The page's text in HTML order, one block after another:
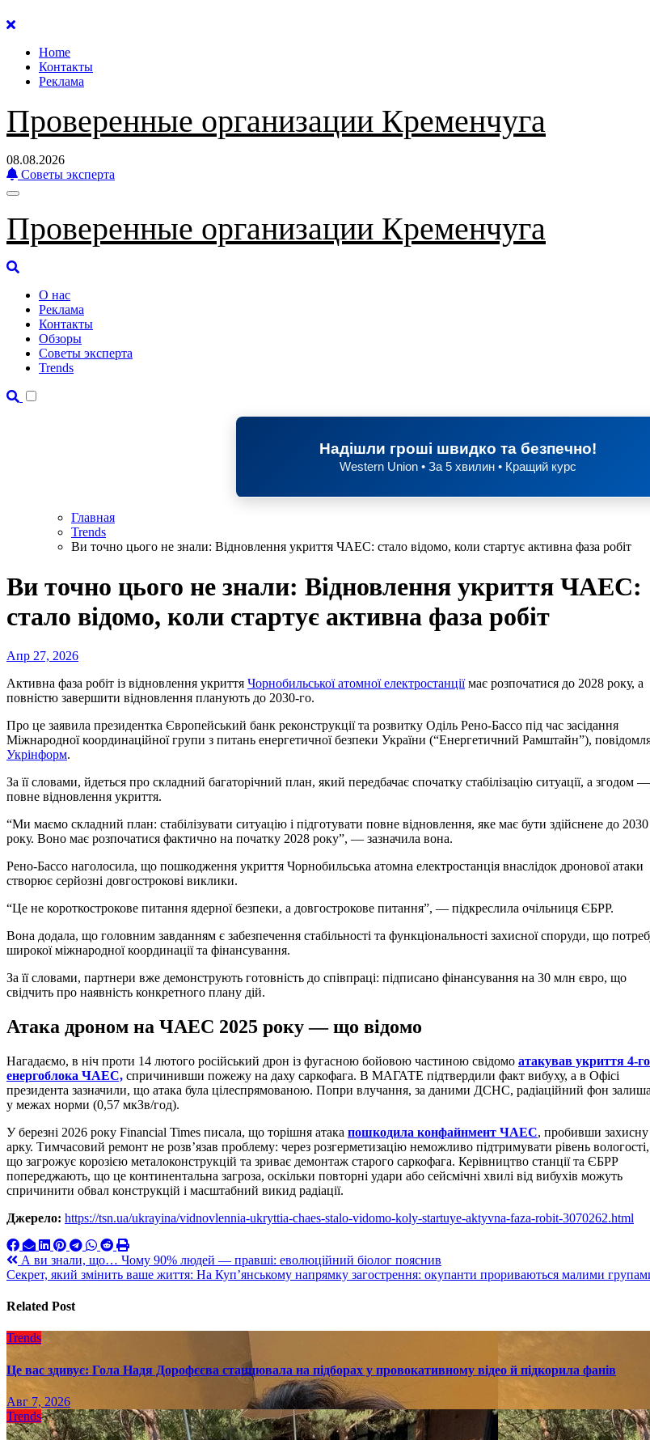
Перейти
содержанию
Home
Контакты
Реклама
Проверенные организации Кременчуга
08.08.2026
Советы эксперта
Проверенные организации Кременчуга
О нас
Реклама
Контакты
Обзоры
Советы эксперта
Trends
Надішли гроші швидко та безпечно!
Western Union • За 5 хвилин • Кращий курс
Главная
Trends
Ви точно цього не знали: Відновлення укриття ЧАЕС: стало відомо, коли стартує активна фаза робіт
Ви точно цього не знали: Відновлення укриття ЧАЕС:
стало відомо, коли стартує активна фаза робіт
Апр 27, 2026
Активна фаза робіт із відновлення укриття Чорнобильської атомної електростанціїмає розпочатися до 2028 року, а
повністю завершити відновлення планують до 2030-го.
Про це заявила президентка Європейський банк реконструкції та розвитку Оділь Рено-Бассо під час засідання
Міжнародної координаційної групи з питань енергетичної безпеки України (“Енергетичний Рамштайн”),
Укрінформ.
За її словами, йдеться про складний багаторічний план, який передбачає спочатку стабілізацію ситуації, а згодом —
повне відновлення укриття.
“Ми маємо складний план: стабілізувати ситуацію і підготувати повне відновлення, яке має бути здійснене до 2030
року. Воно має розпочатися фактично на початку 2028 року”, — зазначила вона.
Рено-Бассо наголосила, що пошкодження укриття Чорнобильська атомна електростанція внаслідок дронової атаки
створює серйозні довгострокові виклики.
“Це не короткострокове питання ядерної безпеки, а довгострокове питання”, — підкреслила очільниця ЄБРР.
Вона додала, що головним завданням є забезпечення стабільності та функціональності захисної споруди, що
широкої міжнародної координації та фінансування.
За її словами, партнери вже демонструють готовність до співпраці: підписано фінансування на 30 млн євро, що
свідчить про наявність конкретного плану дій.
Атака дроном на ЧАЕС 2025 року — що відомо
Нагадаємо, в ніч проти 14 лютого російський дрон із фугасною бойовою частиною свідомо атакував укриття 4-го
енергоблока ЧАЕС, спричинивши пожежу на даху саркофага. В МАГАТЕ підтвердили факт вибуху, а в Офісі
президента зазначили, що атака була цілеспрямованою. Попри влучання, за даними ДСНС, радіаційний фон
у межах норми (0,57 мкЗв/год).
У березні 2026 року Financial Times писала, що торішня атака пошкодила конфайнмент ЧАЕС, пробивши захисну
арку. Тимчасовий ремонт не розв’язав проблему: через розгерметизацію неможливо підтримувати рівень вологості,
що загрожує корозією металоконструкцій та зриває демонтаж старого саркофага. Керівництво станції та ЄБРР
попереджають, що це континентальна загроза, оскільки повторні удари або сейсмічні хвилі від вибухів можуть
спричинити обвал конструкцій і масштабний викид радіації.
Джерело: https://tsn.ua/ukrayina/vidnovlennia-ukryttia-chaes-stalo-vidomo-koly-startuye-aktyvna-faza-robit-3070262.html
Навигация
по
записям
А ви знали, що… Чому 90% людей — правші: еволюційний біолог пояснив
Секрет, який змінить ваше життя: На Куп’янському напрямку загострення: окупанти прориваються малими
Related Post
Trends
Це вас здивує: Гола Надя Дорофєєва станцювала на підборах у провокативному відео й підкорила фанів
Авг 7, 2026
Trends